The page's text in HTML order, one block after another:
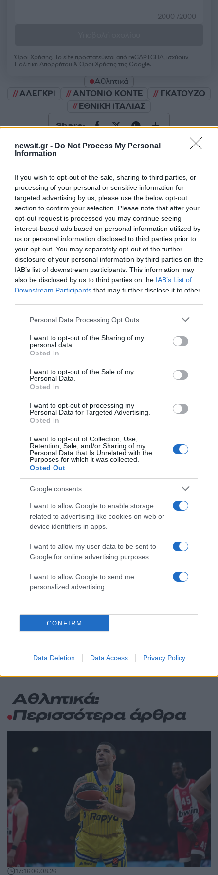
newsit.gr - Do Not Process My Personal
Information
If you wish to opt-out of the sale, sharing to third parties, or
processing of your personal or sensitive information for
targeted advertising by us, please use the below opt-out
section to confirm your selection. Please note that after your
opt-out request is processed you may continue seeing
interest-based ads based on personal information utilized by
us or personal information disclosed to third parties prior to
your opt-out. You may separately opt-out of the further
disclosure of your personal information by third parties on the
IAB’s list of downstream participants. This information may
also be disclosed by us to third parties on the IAB’s List of
Downstream Participants that may further disclose it to other
Please note that this website/app uses one or more Google
not limited to your visit or usage behaviour. You may click to
grant or deny consent to Google and its third-party tags to
use your data for below specified purposes in below Google
consent section.
Personal Data Processing Opt Outs
I want to opt-out of the Sharing of my
personal data.
Opted In
I want to opt-out of the Sale of my
Personal Data.
Opted In
I want to opt-out of processing my
Personal Data for Targeted Advertising.
Opted In
I want to opt-out of Collection, Use,
Retention, Sale, and/or Sharing of my
Personal Data that Is Unrelated with the
Purposes for which it was collected.
Opted Out
Google consents
I want to allow Google to enable storage
related to advertising like cookies on web or
device identifiers in apps.
I want to allow my user data to be sent to
Google for online advertising purposes.
I want to allow Google to send me
personalized advertising.
CONFIRM
Data Deletion Data Access Privacy Policy
2000 /2000
Όροι Χρήσης. Το site προστατεύεται από reCAPTCHA, ισχύουν
Πολιτική Απορρήτου &Όροι Χρήσης της Google.
Αθλητικά
ΑΛΕΓΚΡΙ
ΑΝΤΟΝΙΟ ΚΟΝΤΕ
ΓΚΑΤΟΥΖΟ
ΕΘΝΙΚΗ ΙΤΑΛΙΑΣ
Share:
Ακολουθήστε το Νewsit.gr στοGoogle News
ενημερωθείτε πρώτοι για όλη την ειδησεογραφία και τα
Πιο δημοφιλή
1 Έφυγαν οι συνεργάτες, μένει η Μαρία
Καρυστιανού - Η επόμενη μέρα για την
«Ελπίδα για τη Δημοκρατία»
2Στη Βρετανία στελέχη του ελληνικού FBI
για να παραλάβουν την 46χρονη για την
Ψάθα: «Δεν υπήρξε τεχνικό πρόβλημα με
τα δύο ελικόπτερα» κατέθεσαν ο Βρετανός
χειριστής και ο Έλληνας διερμηνέας
«Βαριά καμπάνα» στον 27χρονο τράπερ
που έτρεχε με 182 χιλιόμετρα την ώρα σε
δρόμο με όριο τα 80
Μητσοτάκης στην υπογραφή συμφωνίας
Κύπρου: «Ισχυρή ψήφος εμπιστοσύνης» η
είσοδος της Meridiam στην GSI
Πιο σχολιασμένα
Canadair 515: Οι πρώτες εικόνες από την
κατασκευή του αεροσκάφους που θα
επιχειρεί και τη νύχτα στα μέτωπα της
φωτιάς
Αυγερινός, Μουτσάτσου και ακόμη 20
πρώην στελέχη κατά Καρυστιανού: «Δεν
αποχωρήσαμε για καρέκλες», αιχμές για
Το πολωμένο μελτέμι που τροφοδότησε
τις φωτιές σε Αττική και Βοιωτία: «Από τα
ισχυρότερα επεισόδια των τελευταίων 50
χρόνων»
Κρανίου τόπος το Πόρτο Γερμενό μετά το
Οδηγός στη Μύκονο άρπαξε τσάντα
Hermès και Rolex αξίας 75.000 ευρώ από
Αθλητικά:
Περισσότερα άρθρα
17:1606.08.26